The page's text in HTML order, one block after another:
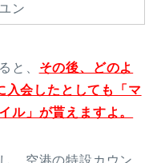
ン
と、 その後、どのよ
会したとしても「マ
ル」が貰えますよ。
、空港の特設カウン